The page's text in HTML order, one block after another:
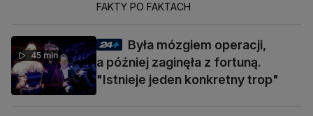
FAKTY PO FAKTACH
45 min
Była mózgiem operacji,
a później zaginęła z fortuną.
"Istnieje jeden konkretny trop"